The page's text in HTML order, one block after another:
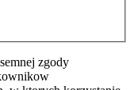
zgody